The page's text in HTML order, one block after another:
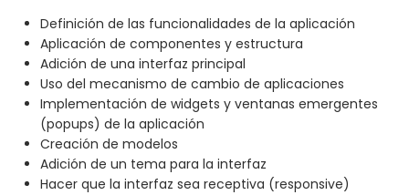
Definición de las funcionalidades de la aplicación
Aplicación de componentes y estructura
Adición de una interfaz principal
Uso del mecanismo de cambio de aplicaciones
Implementación de widgets y ventanas emergentes
(popups) de la aplicación
Creación de modelos
Adición de un tema para la interfaz
Hacer que la interfaz sea receptiva (responsive)